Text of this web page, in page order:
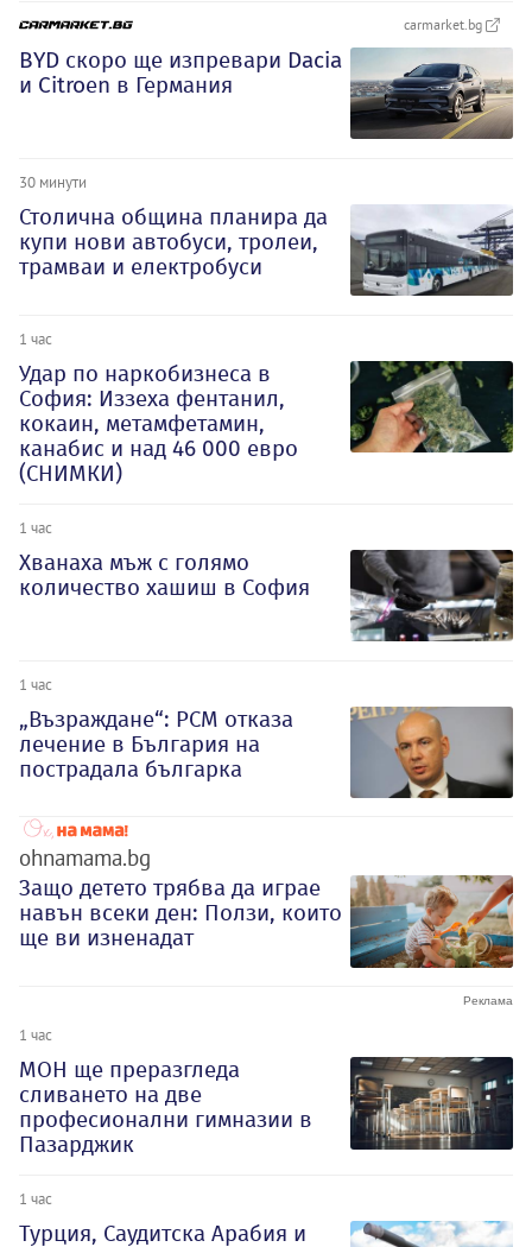
carmarket.bg
BYD скоро ще изпревари Dacia
и Citroеn в Германия
30 минути
Столична община планира да
купи нови автобуси, тролеи,
трамваи и електробуси
1 час
Удар по наркобизнеса в
София: Иззеха фентанил,
кокаин, метамфетамин,
канабис и над 46 000 евро
(СНИМКИ)
1 час
Хванаха мъж с голямо
количество хашиш в София
1 час
„Възраждане“: РСМ отказа
лечение в България на
пострадала българка
ohnamama.bg
Защо детето трябва да играе
навън всеки ден: Ползи, които
ще ви изненадат
1 час
МОН ще преразгледа
сливането на две
професионални гимназии в
Пазарджик
1 час
Турция, Саудитска Арабия и